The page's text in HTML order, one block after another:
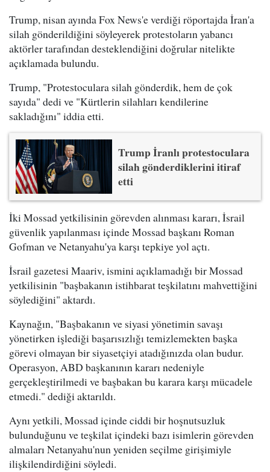
Trump, nisan ayında Fox News'e verdiği röportajda İran'a
silah gönderildiğini söyleyerek protestoların yabancı
aktörler tarafından desteklendiğini doğrular nitelikte
açıklamada bulundu.
Trump, "Protestoculara silah gönderdik, hem de çok
sayıda" dedi ve "Kürtlerin silahları kendilerine
sakladığını" iddia etti.
Trump İranlı protestoculara
silah gönderdiklerini itiraf
etti
İki Mossad yetkilisinin görevden alınması kararı, İsrail
güvenlik yapılanması içinde Mossad başkanı Roman
Gofman ve Netanyahu'ya karşı tepkiye yol açtı.
İsrail gazetesi Maariv, ismini açıklamadığı bir Mossad
yetkilisinin "başbakanın istihbarat teşkilatını mahvettiğini
söylediğini" aktardı.
Kaynağın, "Başbakanın ve siyasi yönetimin savaşı
yönetirken işlediği başarısızlığı temizlemekten başka
görevi olmayan bir siyasetçiyi atadığınızda olan budur.
Operasyon, ABD başkanının kararı nedeniyle
gerçekleştirilmedi ve başbakan bu karara karşı mücadele
etmedi." dediği aktarıldı.
Aynı yetkili, Mossad içinde ciddi bir hoşnutsuzluk
bulunduğunu ve teşkilat içindeki bazı isimlerin görevden
almaları Netanyahu'nun yeniden seçilme girişimiyle
ilişkilendirdiğini söyledi.